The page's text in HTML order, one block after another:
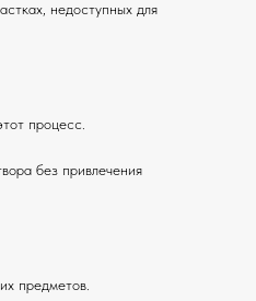
недоступных для
процесс.
без привлечения
предметов.